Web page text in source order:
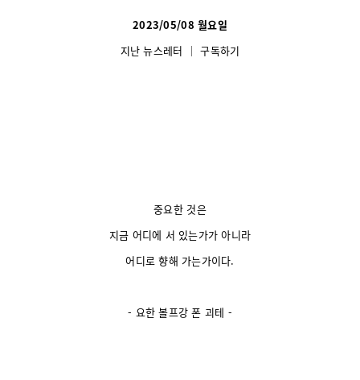
2023/05/08 월요일
지난 뉴스레터 │구독하기
중요한 것은
지금 어디에 서 있는가가 아니라
어디로 향해 가는가이다.
- 요한 볼프강 폰 괴테 -